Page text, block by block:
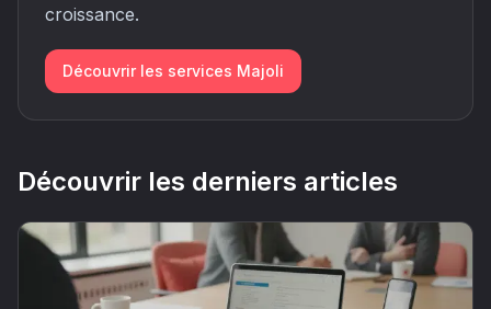
croissance.
Découvrir les services Majoli
Découvrir les derniers articles